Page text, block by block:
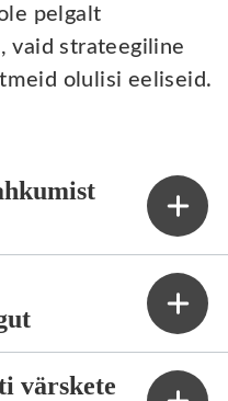
pelgalt
vaid strateegiline
olulisi eeliseid.
värskete